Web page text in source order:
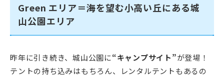
Green エリア＝海を望む小高い丘にある城
山公園エリア
昨年に引き続き、城山公園に“キャンプサイト”が登場！
テントの持ち込みはもちろん、レンタルテントもあるの